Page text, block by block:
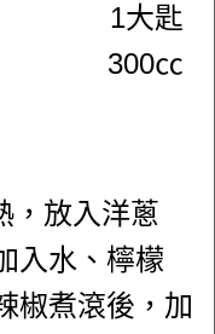
1大匙
300㏄
，放入洋蔥
入水、檸檬
椒煮滾後，加